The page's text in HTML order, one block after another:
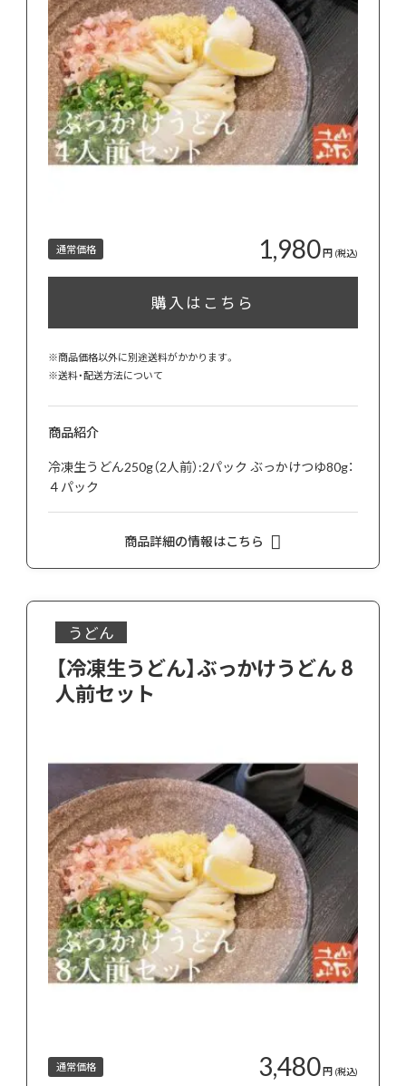
通常価格 1,980円 (税込)
購入はこちら
※商品価格以外に別途送料がかかります。
※送料・配送方法について
商品紹介
冷凍生うどん250g（2人前）:2パック ぶっかけつゆ80g：
４パック
商品詳細の情報はこちら
うどん
【冷凍生うどん】ぶっかけうどん 8
人前セット
通常価格 3,480円 (税込)